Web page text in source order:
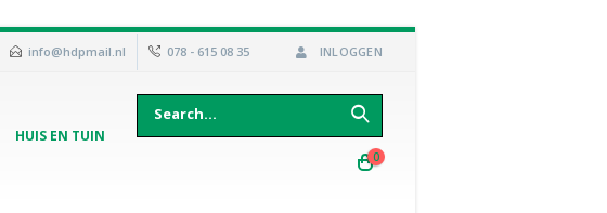
info@hdpmail.nl 078 - 615 08 35 INLOGGEN
HUIS EN TUIN
0